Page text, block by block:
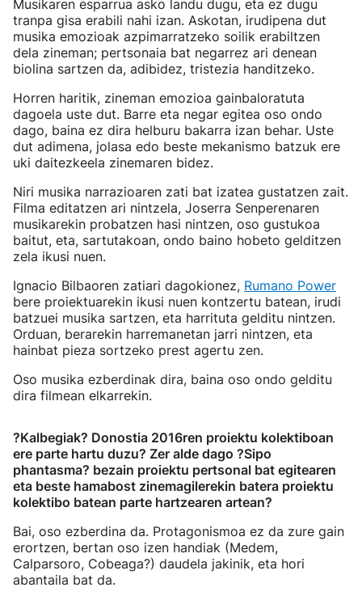
Musikaren esparrua asko landu dugu, eta ez dugu
tranpa gisa erabili nahi izan. Askotan, irudipena dut
musika emozioak azpimarratzeko soilik erabiltzen
dela zineman; pertsonaia bat negarrez ari denean
biolina sartzen da, adibidez, tristezia handitzeko.
Horren haritik, zineman emozioa gainbaloratuta
dagoela uste dut. Barre eta negar egitea oso ondo
dago, baina ez dira helburu bakarra izan behar. Uste
dut adimena, jolasa edo beste mekanismo batzuk ere
uki daitezkeela zinemaren bidez.
Niri musika narrazioaren zati bat izatea gustatzen zait.
Filma editatzen ari nintzela, Joserra Senperenaren
musikarekin probatzen hasi nintzen, oso gustukoa
baitut, eta, sartutakoan, ondo baino hobeto gelditzen
zela ikusi nuen.
Ignacio Bilbaoren zatiari dagokionez, Rumano Power
bere proiektuarekin ikusi nuen kontzertu batean, irudi
batzuei musika sartzen, eta harrituta gelditu nintzen.
Orduan, berarekin harremanetan jarri nintzen, eta
hainbat pieza sortzeko prest agertu zen.
Oso musika ezberdinak dira, baina oso ondo gelditu
dira filmean elkarrekin.
?Kalbegiak? Donostia 2016ren proiektu kolektiboan
ere parte hartu duzu? Zer alde dago ?Sipo
phantasma? bezain proiektu pertsonal bat egitearen
eta beste hamabost zinemagilerekin batera proiektu
kolektibo batean parte hartzearen artean?
Bai, oso ezberdina da. Protagonismoa ez da zure gain
erortzen, bertan oso izen handiak (Medem,
Calparsoro, Cobeaga?) daudela jakinik, eta hori
abantaila bat da.